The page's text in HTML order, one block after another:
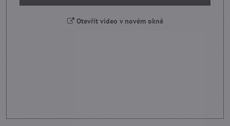
Otevřít video v novém okně